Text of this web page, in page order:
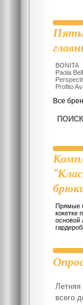
BONITA
Paola
Profito
Все
Прямые
кокетке
основой
всего